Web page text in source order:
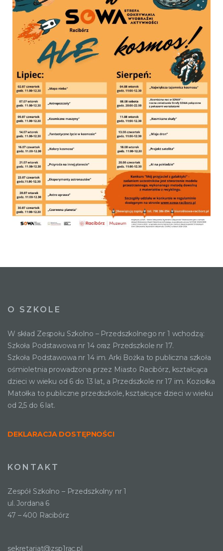
O SZKOLE
W skład Zespołu Szkolno – Przedszkolnego nr 1 wchodzą:
Szkoła Podstawowa nr 14 oraz Przedszkole nr 17.
Szkoła Podstawowa nr 14 im. Arki Bożka to publiczna szkoła
ośmioletnia prowadzona przez Miasto Racibórz, kształcąca
dzieci w wieku od 6 do 13 lat, a Przedszkole nr 17 im. Koziołka
Matołka to publiczne przedszkole, kształcące dzieci w wieku
od 2,5 do 6 lat.
DEKLARACJA DOSTĘPNOŚCI
KONTAKT
Zespół Szkolno – Przedszkolny nr 1
ul. Jordana 6
47 – 400 Racibórz
sekretariat@zsp1rac.pl